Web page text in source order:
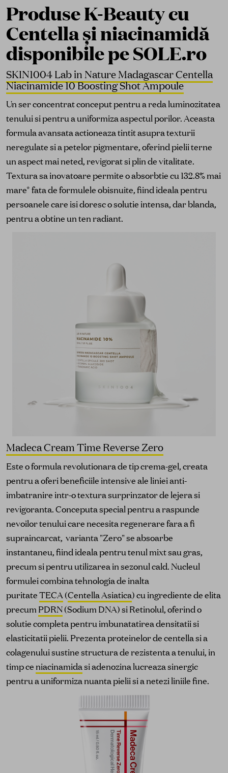
Produse K-Beauty cu
Centella și niacinamidă
disponibile pe SOLE.ro
SKIN1004 Lab in Nature Madagascar Centella
Niacinamide 10 Boosting Shot Ampoule
Un ser concentrat conceput pentru a reda luminozitatea
tenului si pentru a uniformiza aspectul porilor. Aceasta
formula avansata actioneaza tintit asupra texturii
neregulate si a petelor pigmentare, oferind pielii terne
un aspect mai neted, revigorat si plin de vitalitate.
Textura sa inovatoare permite o absorbtie cu 132.8% mai
mare* fata de formulele obisnuite, fiind ideala pentru
persoanele care isi doresc o solutie intensa, dar blanda,
pentru a obtine un ten radiant.
Madeca Cream Time Reverse Zero
Este o formula revolutionara de tip crema-gel, creata
pentru a oferi beneficiile intensive ale liniei anti-
imbatranire intr-o textura surprinzator de lejera si
revigoranta. Conceputa special pentru a raspunde
nevoilor tenului care necesita regenerare fara a fi
supraincarcat, varianta "Zero" se absoarbe
instantaneu, fiind ideala pentru tenul mixt sau gras,
precum si pentru utilizarea in sezonul cald. Nucleul
formulei combina tehnologia de inalta
puritateTECA(Centella Asiatica) cu ingrediente de elita
precum PDRN(Sodium DNA) si Retinolul, oferind o
solutie completa pentru imbunatatirea densitatii si
elasticitatii pielii. Prezenta proteinelor de centella si a
colagenului sustine structura de rezistenta a tenului, in
timp ce niacinamidasi adenozina lucreaza sinergic
pentru a uniformiza nuanta pielii si a netezi liniile fine.